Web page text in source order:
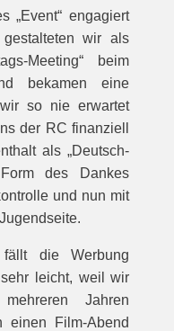
„Event“ engagiert
wir als
Meeting“ beim
bekamen eine
so nie erwartet
der RC finanziell
als „Deutsch-
des Dankes
und nun mit
die Werbung
leicht, weil wir
Jahren
einen Film-Abend